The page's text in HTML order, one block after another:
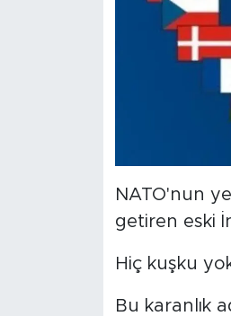
NATO'nun
getiren eski
Hiç kuşku
Bu karanlık
SOSYAL MEDYA